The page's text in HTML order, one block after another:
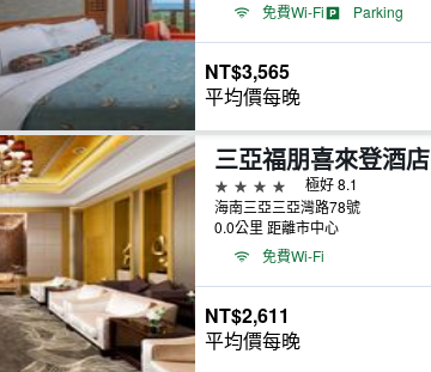
免費Wi-Fi
Parking
NT$3,565
平均價每晚
三亞福朋喜來登酒店
4星級
極好 8.1
海南三亞三亞灣路78號
0.0公里 距離市中心
免費Wi-Fi
NT$2,611
平均價每晚